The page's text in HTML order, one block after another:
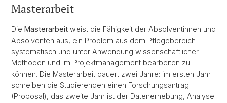
Masterarbeit
Die Masterarbeit weist die Fähigkeit der Absolventinnen und
Absolventen aus, ein Problem aus dem Pflegebereich
systematisch und unter Anwendung wissenschaftlicher
Methoden und im Projektmanagement bearbeiten zu
können. Die Masterarbeit dauert zwei Jahre: im ersten Jahr
schreiben die Studierenden einen Forschungsantrag
(Proposal), das zweite Jahr ist der Datenerhebung, Analyse